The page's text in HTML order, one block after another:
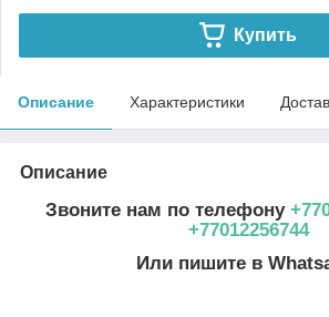
Купить
Описание Характеристики
Описание
Звоните нам по телефону
+77012256744
Или пишите в